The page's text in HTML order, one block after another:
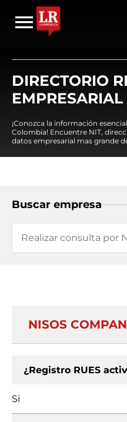
DIRECTORIO
EMPRESARIAL
¡Conozca la información
Colombia! Encuentre NIT,
datos empresarial mas grande
Buscar empresa
NISOS
¿Registro RUES
Si